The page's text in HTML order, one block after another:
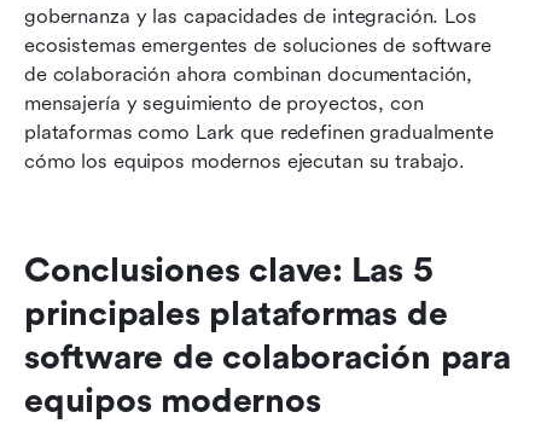
gobernanza y las capacidades de integración. Los
ecosistemas emergentes de soluciones de software
de colaboración ahora combinan documentación,
mensajería y seguimiento de proyectos, con
plataformas como Lark que redefinen gradualmente
cómo los equipos modernos ejecutan su trabajo.
Conclusiones clave: Las 5
principales plataformas de
software de colaboración para
equipos modernos